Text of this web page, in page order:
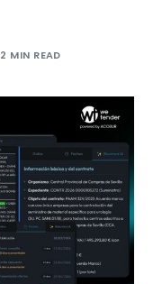
2 MIN READ